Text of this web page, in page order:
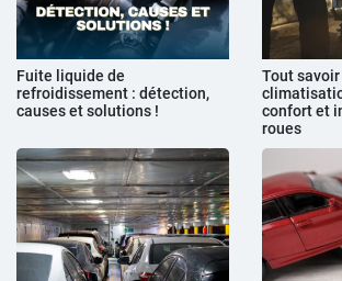
Fuite liquide de
refroidissement : détection,
causes et solutions !
Tout savoir
confort et
roues